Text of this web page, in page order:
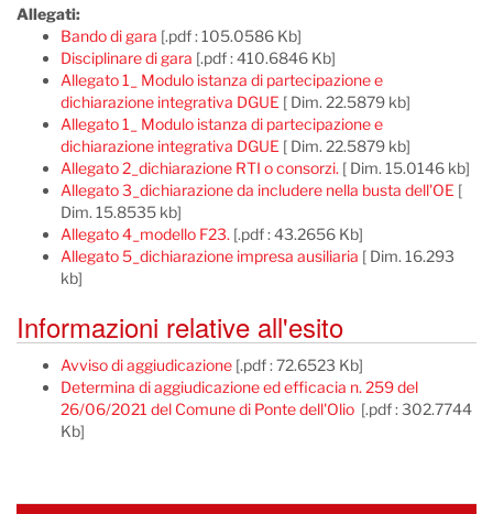
Allegati:
Bando di gara [.pdf : 105.0586 Kb]
Disciplinare di gara [.pdf : 410.6846 Kb]
Allegato 1_ Modulo istanza di partecipazione e
dichiarazione integrativa DGUE [ Dim. 22.5879 kb]
Allegato 1_ Modulo istanza di partecipazione e
dichiarazione integrativa DGUE [ Dim. 22.5879 kb]
Allegato 2_dichiarazione RTI o consorzi. [ Dim. 15.0146 kb]
Allegato 3_dichiarazione da includere nella busta dell'OE [
Dim. 15.8535 kb]
Allegato 4_modello F23. [.pdf : 43.2656 Kb]
Allegato 5_dichiarazione impresa ausiliaria [ Dim. 16.293
kb]
Informazioni relative all'esito
Avviso di aggiudicazione [.pdf : 72.6523 Kb]
Determina di aggiudicazione ed efficacia n. 259 del
26/06/2021 del Comune di Ponte dell'Olio [.pdf : 302.7744
Kb]